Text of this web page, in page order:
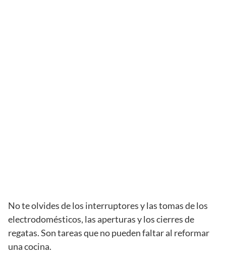
No te olvides de los interruptores y las tomas de los
electrodomésticos, las aperturas y los cierres de
regatas. Son tareas que no pueden faltar al reformar
una cocina.